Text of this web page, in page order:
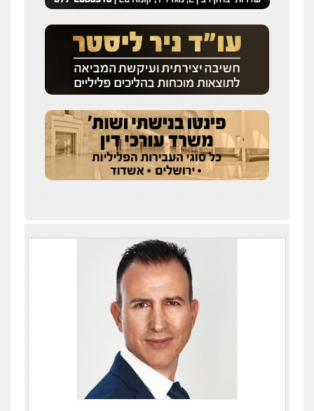
עו"ד איהאב ג'לג'ולי
פלילי מעצרים וחקירות עורכי דין לענייני